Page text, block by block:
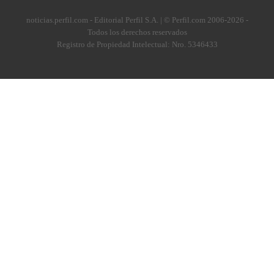
noticias.perfil.com - Editorial Perfil S.A. | © Perfil.com 2006-2026 -
Todos los derechos reservados
Registro de Propiedad Intelectual: Nro. 5346433